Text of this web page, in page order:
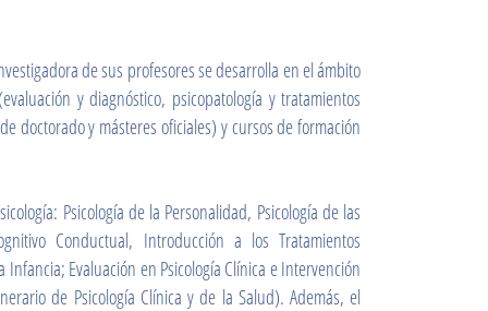
de sus profesores se desarrolla en el ámbito
y diagnóstico, psicopatología y tratamientos
doctorado y másteres oficiales) y cursos de formación
Psicología de la Personalidad, Psicología de las
Conductual, Introducción a los Tratamientos
Evaluación en Psicología Clínica e Intervención
de Psicología Clínica y de la Salud). Además, el